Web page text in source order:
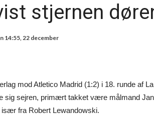
stjernen
14:55, 22 december
mod Atletico Madrid (1:2) i 18. runde af
sig sejren, primært takket være målmand
fra Robert Lewandowski.